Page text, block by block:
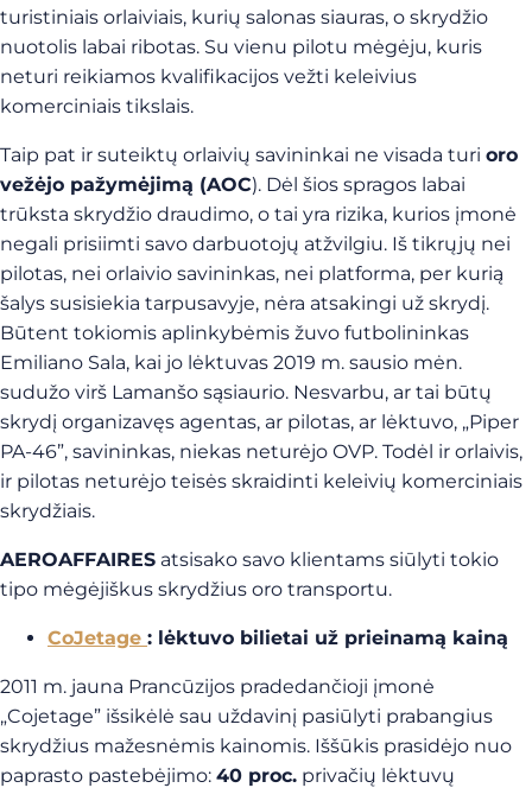
turistiniais orlaiviais, kurių salonas siauras, o skrydžio
nuotolis labai ribotas. Su vienu pilotu mėgėju, kuris
neturi reikiamos kvalifikacijos vežti keleivius
komerciniais tikslais.
Taip pat ir suteiktų orlaivių savininkai ne visada turi oro
vežėjo pažymėjimą (AOC). Dėl šios spragos labai
trūksta skrydžio draudimo, o tai yra rizika, kurios įmonė
negali prisiimti savo darbuotojų atžvilgiu. Iš tikrųjų nei
pilotas, nei orlaivio savininkas, nei platforma, per kurią
šalys susisiekia tarpusavyje, nėra atsakingi už skrydį.
Būtent tokiomis aplinkybėmis žuvo futbolininkas
Emiliano Sala, kai jo lėktuvas 2019 m. sausio mėn.
sudužo virš Lamanšo sąsiaurio. Nesvarbu, ar tai būtų
skrydį organizavęs agentas, ar pilotas, ar lėktuvo, „Piper
PA-46”, savininkas, niekas neturėjo OVP. Todėl ir orlaivis,
ir pilotas neturėjo teisės skraidinti keleivių komerciniais
skrydžiais.
AEROAFFAIRES atsisako savo klientams siūlyti tokio
tipo mėgėjiškus skrydžius oro transportu.
CoJetage : lėktuvo bilietai už prieinamą kainą
2011 m. jauna Prancūzijos pradedančioji įmonė
„Cojetage” išsikėlė sau uždavinį pasiūlyti prabangius
skrydžius mažesnėmis kainomis. Iššūkis prasidėjo nuo
paprasto pastebėjimo: 40 proc. privačių lėktuvų